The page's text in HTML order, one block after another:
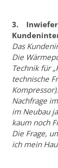
3.
Das
Die
Technik für
technische
Nachfrage
im Neubau
kaum noch
Die Frage,
ich mein